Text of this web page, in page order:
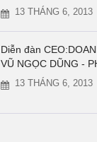
13 THÁNG 6, 2013
Diễn đàn
VŨ NGỌC DŨNG -
13 THÁNG 6, 2013